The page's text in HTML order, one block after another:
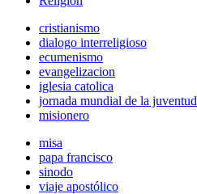
cristianismo
dialogo interreligioso
ecumenismo
evangelizacion
iglesia catolica
jornada mundial de la juventud
misionero
misa
papa francisco
sinodo
viaje apostólico